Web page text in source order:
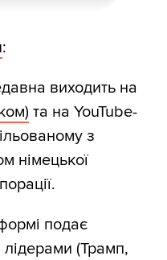
:
виходить на
та на YouTube-
з
німецької
подає
лідерами (Трамп,